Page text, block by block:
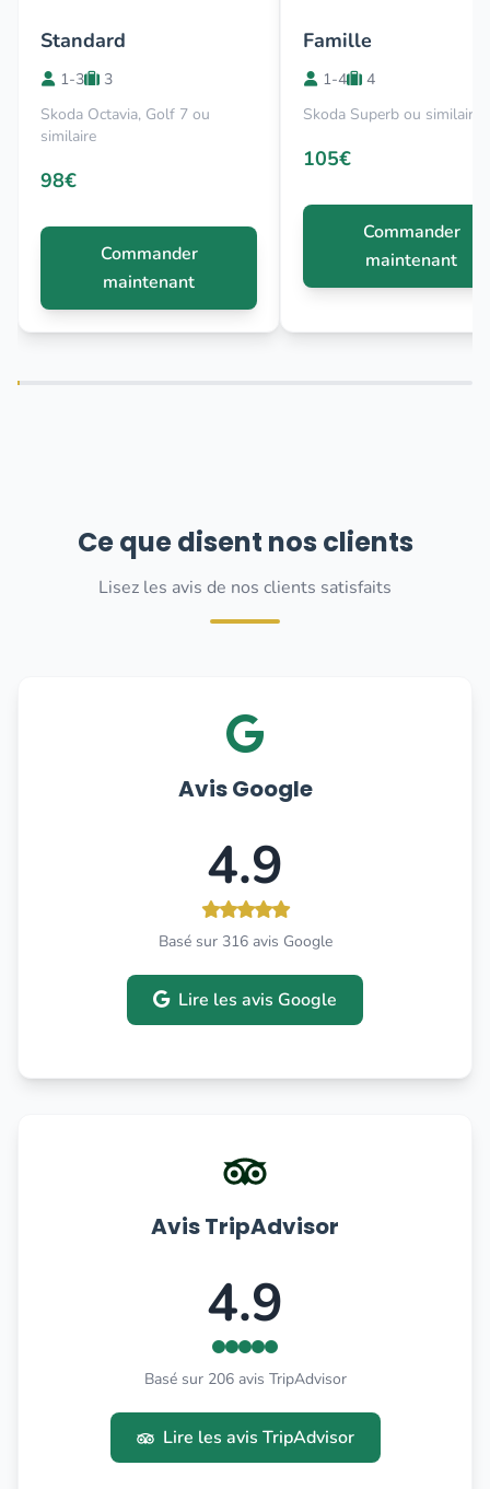
Standard
1-3
3
Skoda Octavia, Golf 7 ou
similaire
98€
Commander
maintenant
Famille
1-4
4
Skoda Superb ou similaire
105€
Commander
maintenant
Ce que disent nos clients
Lisez les avis de nos clients satisfaits
Avis Google
4.9
Basé sur 316 avis Google
Lire les avis Google
Avis TripAdvisor
4.9
Basé sur 206 avis TripAdvisor
Lire les avis TripAdvisor